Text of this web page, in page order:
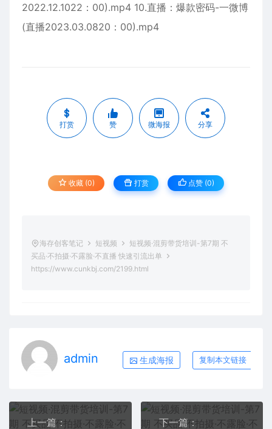
2022.12.1022：00).mp4 10.直播：爆款密码-一微博
(直播2023.03.0820：00).mp4
打赏 赞 微海报 分享
收藏 (0) 打赏 点赞 (0)
海存创客笔记 短视频
短视频·混剪带货培训-第7期 不
买品·不拍摄·不露脸·不直播 快速引流出单
https://www.cunkbj.com/2199.html
admin 生成海报 复制本文链接
上一篇：
下一篇：